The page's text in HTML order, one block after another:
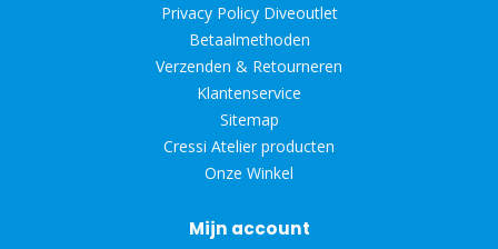
Privacy Policy Diveoutlet
Betaalmethoden
Verzenden & Retourneren
Klantenservice
Sitemap
Cressi Atelier producten
Onze Winkel
Mijn account